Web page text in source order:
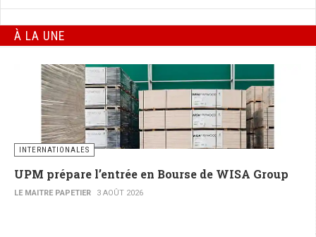
À LA UNE
INTERNATIONALES
UPM prépare l’entrée en Bourse de WISA Group
LE MAITRE PAPETIER 3 AOÛT 2026